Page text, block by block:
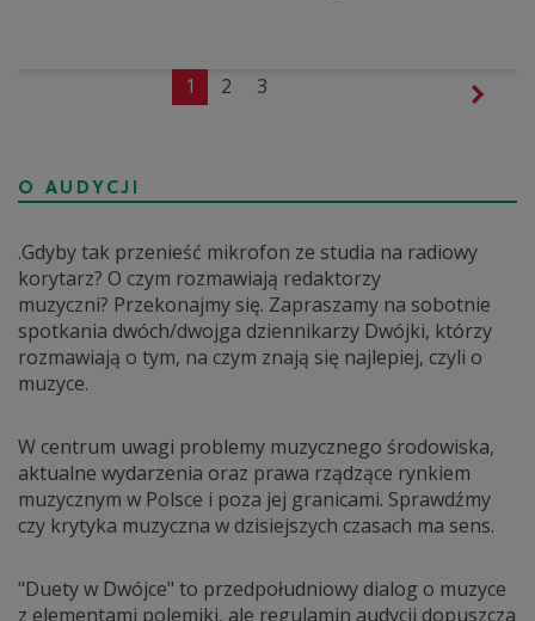
1 2 3
O AUDYCJI
.Gdyby tak przenieść mikrofon ze studia na radiowy
korytarz? O czym rozmawiają redaktorzy
muzyczni? Przekonajmy się. Zapraszamy na sobotnie
spotkania dwóch/dwojga dziennikarzy Dwójki, którzy
rozmawiają o tym, na czym znają się najlepiej, czyli o
muzyce.
W centrum uwagi problemy muzycznego środowiska,
aktualne wydarzenia oraz prawa rządzące rynkiem
muzycznym w Polsce i poza jej granicami. Sprawdźmy
czy krytyka muzyczna w dzisiejszych czasach ma sens.
"Duety w Dwójce" to przedpołudniowy dialog o muzyce
z elementami polemiki, ale regulamin audycji dopuszcza